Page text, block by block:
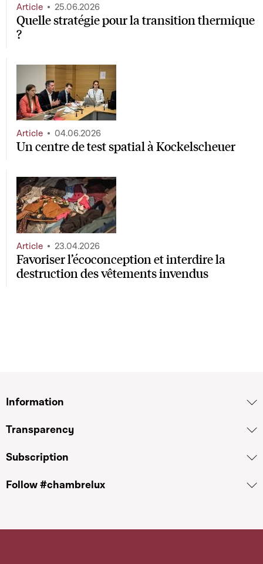
Quelle stratégie pour la transition thermique
?
Article 25.06.2026
Un centre de test spatial à Kockelscheuer
Article 04.06.2026
Favoriser l’écoconception et interdire la
destruction des vêtements invendus
Article 23.04.2026
Information
Transparency
Subscription
Follow #chambrelux